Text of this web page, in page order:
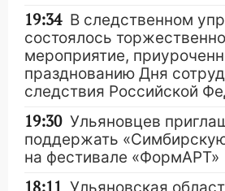
19:34 В следственном
состоялось
мероприятие,
празднованию Дня
следствия Российской
19:30 Ульяновцев
поддержать
на фестивале «ФормАРТ»
Ульяновская